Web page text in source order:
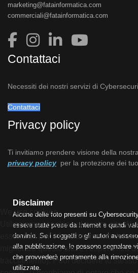
marketing@fatainformatica.com
commerciali@fatainformatica.com
Contattaci
Necessiti dei nostri servizi di
Contattaci
Privacy policy
Ti invitiamo prendere visione della nostra
privacy policy per la protezione dei
Disclaimer
Alcune delle foto presenti su
essere state prese da Internet e quindi
dominio. Se i soggetti o gli autori
alla pubblicazione, lo possono segnalare
che provvederà prontamente alla
utilizzate.
We use cookies
Utilizziamo i cookie sul nostro sito
essenziali per il funzionamento del
migliorare questo sito e l'esperienza
tracciamento). Puoi decidere tu